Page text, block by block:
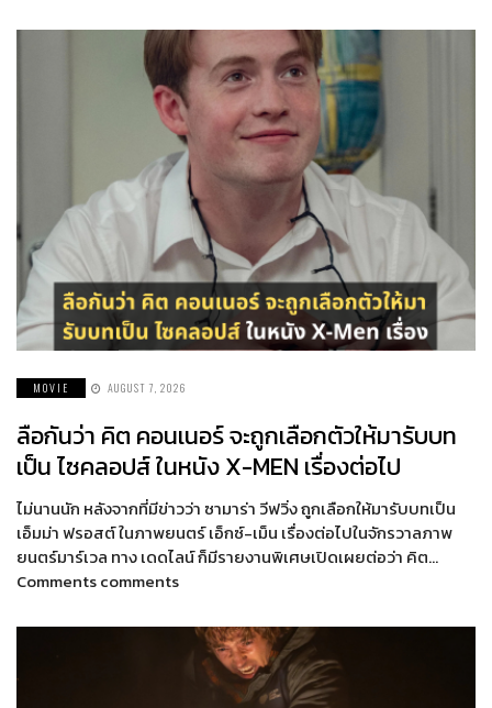
MOVIE AUGUST 7, 2026
ลือกันว่า คิต คอนเนอร์ จะถูกเลือกตัวให้มารับบท
เป็น ไซคลอปส์ ในหนัง X-MEN เรื่องต่อไป
ไม่นานนัก หลังจากที่มีข่าวว่า ซามาร่า วีฟวิ่ง ถูกเลือกให้มารับบทเป็น
เอ็มม่า ฟรอสต์ ในภาพยนตร์ เอ็กซ์-เม็น เรื่องต่อไปในจักรวาลภาพ
ยนตร์มาร์เวล ทาง เดดไลน์ ก็มีรายงานพิเศษเปิดเผยต่อว่า คิต…
Comments comments